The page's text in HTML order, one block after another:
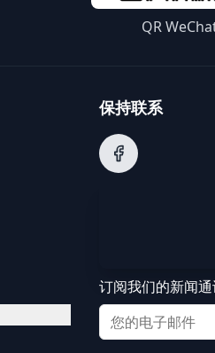
QR
保持联系
订阅我们的新闻